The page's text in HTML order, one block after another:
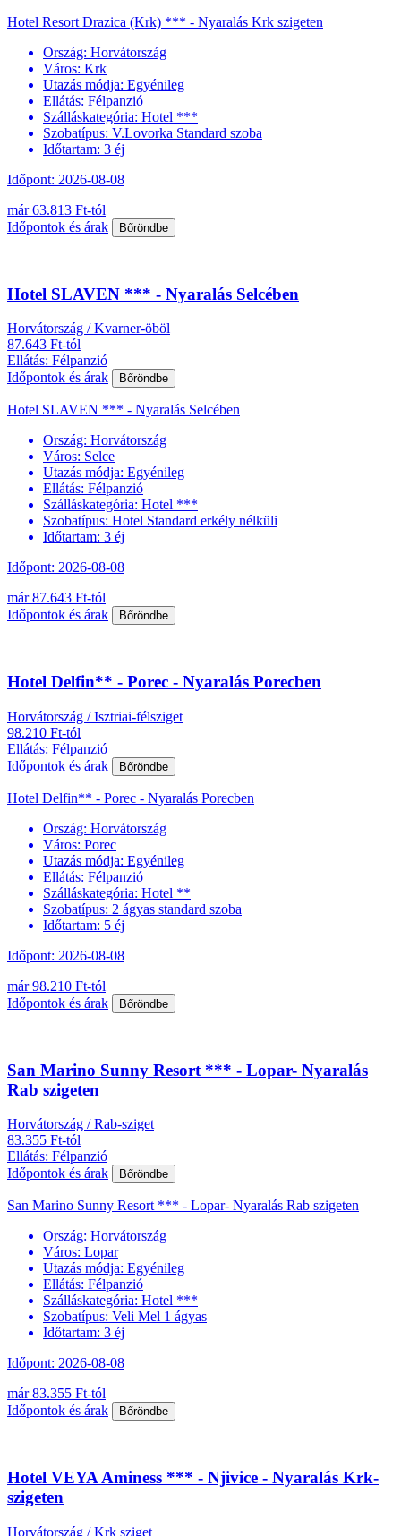
Hotel Resort Drazica (Krk) *** - Nyaralás Krk szigeten
Ország: Horvátország
Város: Krk
Utazás módja: Egyénileg
Ellátás: Félpanzió
Szálláskategória: Hotel ***
Szobatípus: V.Lovorka Standard szoba
Időtartam: 3 éj
Időpont: 2026-08-08
már 63.813 Ft-tól
Időpontok és árak
Bőröndbe
Hotel SLAVEN *** - Nyaralás Selcében
Horvátország / Kvarner-öböl
87.643 Ft-tól
Ellátás: Félpanzió
Időpontok és árak
Bőröndbe
Hotel SLAVEN *** - Nyaralás Selcében
Ország: Horvátország
Város: Selce
Utazás módja: Egyénileg
Ellátás: Félpanzió
Szálláskategória: Hotel ***
Szobatípus: Hotel Standard erkély nélküli
Időtartam: 3 éj
Időpont: 2026-08-08
már 87.643 Ft-tól
Időpontok és árak
Bőröndbe
Hotel Delfin** - Porec - Nyaralás Porecben
Horvátország / Isztriai-félsziget
98.210 Ft-tól
Ellátás: Félpanzió
Időpontok és árak
Bőröndbe
Hotel Delfin** - Porec - Nyaralás Porecben
Ország: Horvátország
Város: Porec
Utazás módja: Egyénileg
Ellátás: Félpanzió
Szálláskategória: Hotel **
Szobatípus: 2 ágyas standard szoba
Időtartam: 5 éj
Időpont: 2026-08-08
már 98.210 Ft-tól
Időpontok és árak
Bőröndbe
San Marino Sunny Resort *** - Lopar- Nyaralás
Rab szigeten
Horvátország / Rab-sziget
83.355 Ft-tól
Ellátás: Félpanzió
Időpontok és árak
Bőröndbe
San Marino Sunny Resort *** - Lopar- Nyaralás Rab szigeten
Ország: Horvátország
Város: Lopar
Utazás módja: Egyénileg
Ellátás: Félpanzió
Szálláskategória: Hotel ***
Szobatípus: Veli Mel 1 ágyas
Időtartam: 3 éj
Időpont: 2026-08-08
már 83.355 Ft-tól
Időpontok és árak
Bőröndbe
Hotel VEYA Aminess *** - Njivice - Nyaralás Krk-
szigeten
Horvátország / Krk sziget